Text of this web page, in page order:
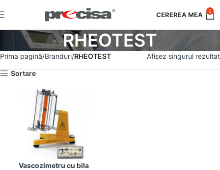
0
RHEOTEST
Prima pagină Branduri RHEOTEST Afișez singurul rezultat
Sortare
Vascozimetru cu bila